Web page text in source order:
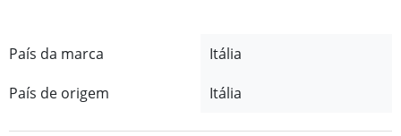
País da marca
Itália
País de origem
Itália